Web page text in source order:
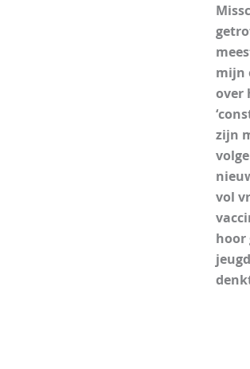
mijn
over
zijn
vol
hoor